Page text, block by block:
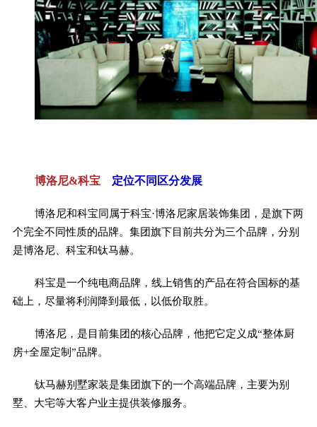
博洛尼&科宝定位不同区分发展
博洛尼和科宝同属于科宝·博洛尼家居装饰集团，是旗下两
个完全不同性质的品牌。集团旗下目前共分为三个品牌，分别
是博洛尼、科宝和钛马赫。
科宝是一个纯电商品牌，线上销售的产品在符合国标的基
础上，尽量将利润降到最低，以低价取胜。
博洛尼，是目前集团的核心品牌，他把它定义成“整体厨
房+全屋定制”品牌。
钛马赫别墅家装是集团旗下的一个高端品牌，主要为别
墅、大宅等大客户业主提供装修服务。